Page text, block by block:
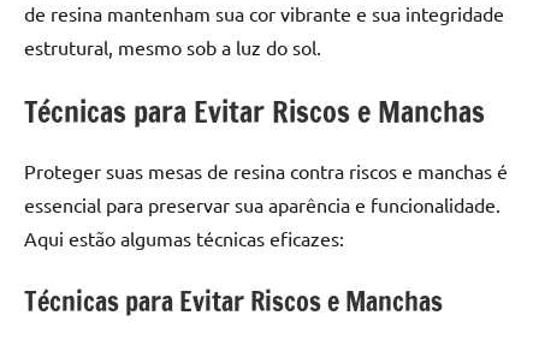
de resina mantenham sua cor vibrante e sua integridade
estrutural, mesmo sob a luz do sol.
Técnicas para Evitar Riscos e Manchas
Proteger suas mesas de resina contra riscos e manchas é
essencial para preservar sua aparência e funcionalidade.
Aqui estão algumas técnicas eficazes:
Técnicas para Evitar Riscos e Manchas